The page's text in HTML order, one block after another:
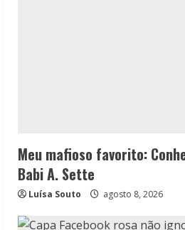
Meu mafioso favorito:
Babi A. Sette
Luísa Souto agosto 8, 2026